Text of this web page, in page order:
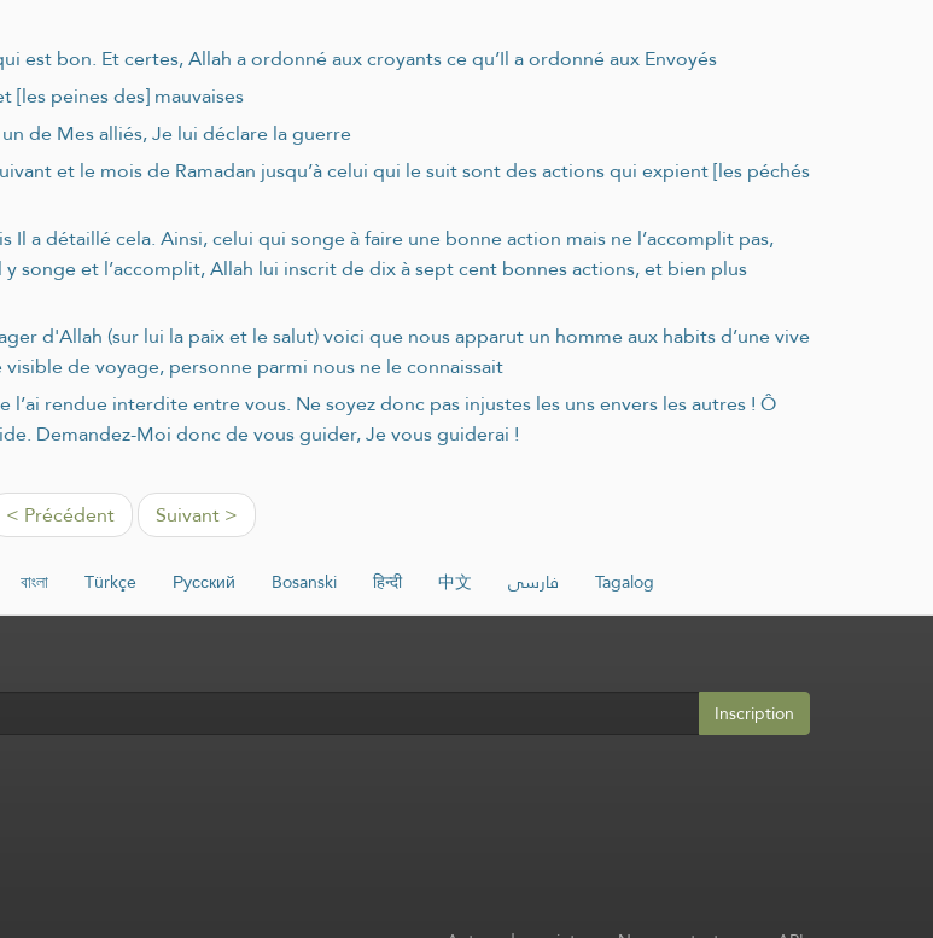
est bon. Et certes, Allah a ordonné aux croyants ce qu’Il a ordonné aux Envoyés
[les peines des] mauvaises
de Mes alliés, Je lui déclare la guerre
et le mois de Ramadan jusqu’à celui qui le suit sont des actions qui expient [les péchés
a détaillé cela. Ainsi, celui qui songe à faire une bonne action mais ne l’accomplit pas,
songe et l’accomplit, Allah lui inscrit de dix à sept cent bonnes actions, et bien plus
d'Allah (sur lui la paix et le salut) voici que nous apparut un homme aux habits d’une vive
de voyage, personne parmi nous ne le connaissait
rendue interdite entre vous. Ne soyez donc pas injustes les uns envers les autres ! Ô
Demandez-Moi donc de vous guider, Je vous guiderai !
< Précédent Suivant >
বাংলা Türkçe Русский Bosanski हिन्दी 中文 فارسی Tagalog
Inscription